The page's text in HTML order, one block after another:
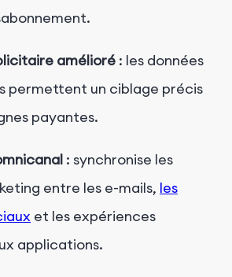
amélioré : les données
permettent un ciblage précis
payantes.
: synchronise les
entre les e-mails, les
et les expériences
applications.